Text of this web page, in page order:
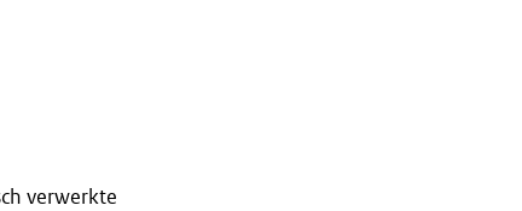
verwerkte